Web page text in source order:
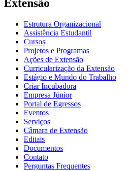
Extensão
Estrutura Organizacional
Assistência Estudantil
Cursos
Projetos e Programas
Ações de Extensão
Curricularização da Extensão
Estágio e Mundo do Trabalho
Criar Incubadora
Empresa Júnior
Portal de Egressos
Eventos
Serviços
Câmara de Extensão
Editais
Documentos
Contato
Perguntas Frequentes